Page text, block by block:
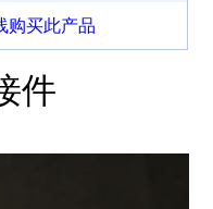
购买此产品
件